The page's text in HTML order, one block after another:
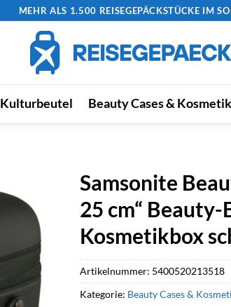
MEHR ALS 1.500 REISEGEPÄCKSTÜCKE IM
Kulturbeutel Beauty Cases &
Samsonite
25 cm“
Kosmetikbox
Artikelnummer: 5400520213518
Kategorie: Beauty Cases &